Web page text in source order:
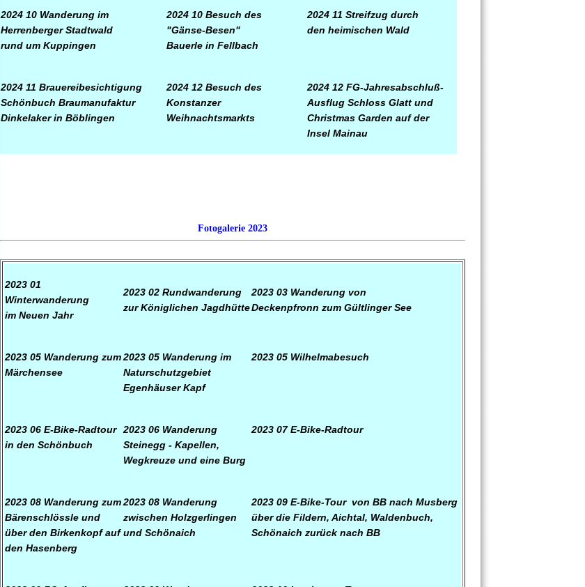
2024 10 Wanderung im
Herrenberger Stadtwald
rund um Kuppingen
2024 10 Besuch des
"Gänse-Besen"
Bauerle in Fellbach
2024 11 Streifzug durch
den heimischen Wald
2024 11 Brauereibesichtigung
Schönbuch Braumanufaktur
Dinkelaker in Böblingen
2024 12 Besuch des
Konstanzer
Weihnachtsmarkts
2024 12 FG-Jahresabschluß-
Ausflug Schloss Glatt und
Christmas Garden auf der
Insel Mainau
Fotogalerie 2023
2023 01
Winterwanderung
im Neuen Jahr
2023 02 Rundwanderung
zurKöniglichen Jagdhütte
2023 03 Wanderung von
Deckenpfronn zum Gültlinger See
2023 05 Wanderung zum
Märchensee
2023 05 Wanderung im
Naturschutzgebiet
Egenhäuser Kapf
2023 05 Wilhelmabesuch
2023 06 E-Bike-Radtour
in den Schönbuch
2023 06 Wanderung
Steinegg - Kapellen,
Wegkreuze und eine Burg
2023 07E-Bike-Radtour
2023 08 Wanderung zum
Bärenschlössle und
über den Birkenkopf auf
den Hasenberg
2023 08 Wanderung
zwischen Holzgerlingen
und Schönaich
2023 09 E-Bike-Tour von BB nach Musberg
über die Fildern, Aichtal, Waldenbuch,
Schönaich zurück nach BB